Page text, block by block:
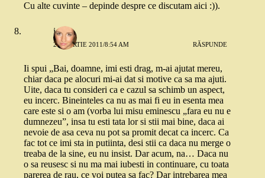
Cu alte cuvinte – depinde despre ce discutam aici :)).
ioana
29 MARTIE 2011/8:54 AM RĂSPUNDE
Ii spui „Bai, doamne, imi esti drag, m-ai ajutat mereu,
chiar daca pe alocuri mi-ai dat si motive ca sa ma ajuti.
Uite, daca tu consideri ca e cazul sa schimb un aspect,
eu incerc. Bineinteles ca nu as mai fi eu in esenta mea
care este si o am (vorba lui misu eminescu „fara eu nu e
dumnezeu”, insa tu esti tata lor si stii mai bine, daca ai
nevoie de asa ceva nu pot sa promit decat ca incerc. Ca
fac tot ce imi sta in putiinta, desi stii ca daca nu merge o
treaba de la sine, eu nu insist. Dar acum, na… Daca nu
o sa reusesc si nu ma mai iubesti in continuare, cu toata
parerea de rau, ce voi putea sa fac? Dar intrebarea mea